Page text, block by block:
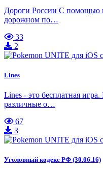
Дороги России C помощью
дорожном по…
33
2
Lines
Lines - это бесплатная
различные о…
67
3
Уголовный кодекс РФ (30.06.16)